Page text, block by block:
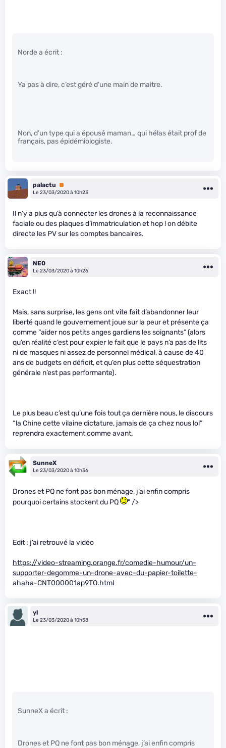
Norde a écrit :
Ya pas à dire, c’est géré d’une main de maitre.
Non, d’un type qui a épousé maman… qui hélas était prof de
français, pas épidémiologiste.
palactu
Premium
Le 23/03/2020 à 10h23
Il n’y a plus qu’à connecter les drones à la reconnaissance
faciale ou des plaques d’immatriculation et hop ! on débite
directe les PV sur les comptes bancaires.
NE0
Le 23/03/2020 à 10h26
Exact !!
Mais, sans surprise, les gens ont vite fait d’abandonner leur
liberté quand le gouvernement joue sur la peur et présente ça
comme “aider nos petits anges gardiens les soignants” (alors
qu’en réalité c’est pour expier le fait que le pays n’a pas de lits
ni de masques ni assez de personnel médical, à cause de 40
ans de budgets en déficit, et qu’en plus cette séquestration
générale n’est pas performante).
Le plus beau c’est qu’une fois tout ça dernière nous, le discours
“la Chine cette vilaine dictature, jamais de ça chez nous lol”
reprendra exactement comme avant.
SunneX
Le 23/03/2020 à 10h36
Drones et PQ ne font pas bon ménage, j’ai enfin compris
pourquoi certains stockent du PQ
" />
Edit : j’ai retrouvé la vidéo
https://video-streaming.orange.fr/comedie-humour/un-
supporter-degomme-un-drone-avec-du-papier-toilette-
ahaha-CNT000001ap9TO.html
yl
Le 23/03/2020 à 10h58
SunneX a écrit :
Drones et PQ ne font pas bon ménage, j’ai enfin compris